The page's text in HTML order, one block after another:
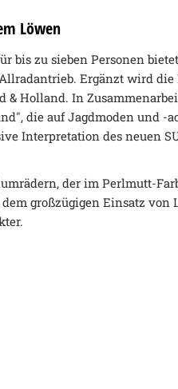
Löwen
bis zu sieben Personen
Ergänzt wird die
& Holland. In
die auf Jagdmoden und -
Interpretation des neuen
der im Perlmutt-
großzügigen Einsatz von